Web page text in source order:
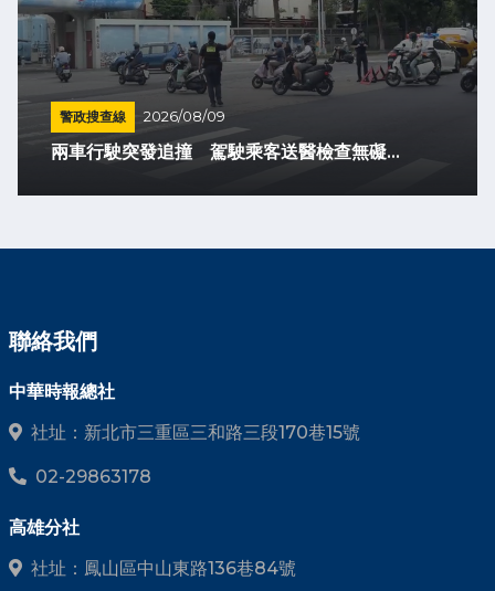
警政搜查線 2026/08/09
兩車行駛突發追撞 駕駛乘客送醫檢查無礙...
聯絡我們
中華時報總社
社址：新北市三重區三和路三段170巷15號
02-29863178
高雄分社
社址：鳳山區中山東路136巷84號